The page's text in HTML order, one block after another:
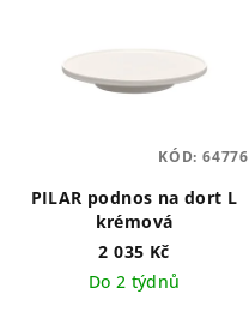
PILAR podnos na dort L
krémová
2 035 Kč
Do 2 týdnů
KÓD: 64776